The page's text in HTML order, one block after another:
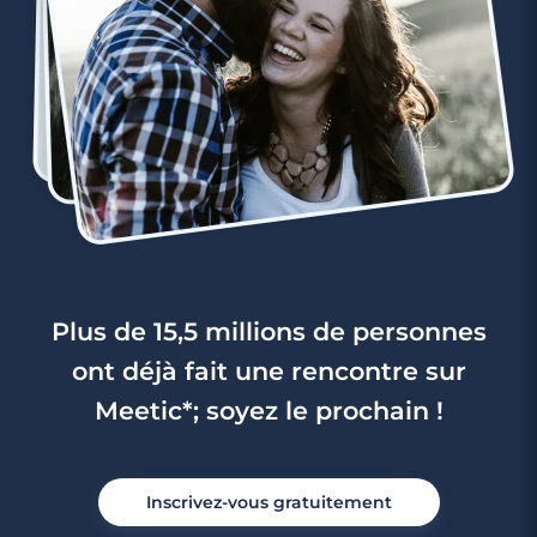
3 minutes
Rencontre à Auriol
Plus de 15,5 millions de personnes
ont déjà fait une rencontre sur
Meetic*; soyez le prochain !
Inscrivez-vous gratuitement